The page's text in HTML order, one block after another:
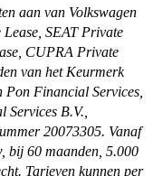
mee moet
kun je
.
van de
op:
aan van Volkswagen
SEAT Private
CUPRA Private
van het Keurmerk
Pon Financial Services,
Services B.V.,
20073305. Vanaf
bij 60 maanden, 5.000
Tarieven kunnen per